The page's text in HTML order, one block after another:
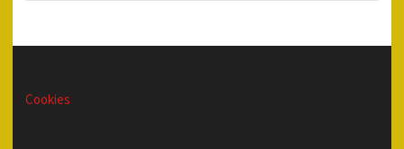
Cookies